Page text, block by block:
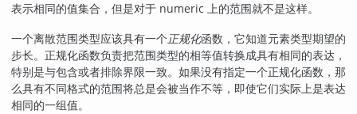
表示相同的值集合，但是对于 numeric 上的范围就不是这样。
一个离散范围类型应该具有一个正规化函数，它知道元素类型期望的
步长。正规化函数负责把范围类型的相等值转换成具有相同的表达，
特别是与包含或者排除界限一致。如果没有指定一个正规化函数，那
么具有不同格式的范围将总是会被当作不等，即使它们实际上是表达
相同的一组值。